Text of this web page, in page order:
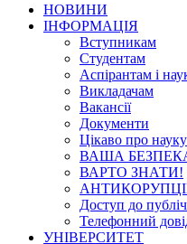
НОВИНИ
ІНФОРМАЦІЯ
Вступникам
Студентам
Аспірантам і
Викладачам
Вакансії
Документи
Цікаво про науку
ВАША
ВАРТО ЗНАТИ!
Доступ до
Телефонний
УНІВЕРСИТЕТ